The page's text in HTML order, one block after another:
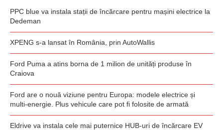
PPC blue va instala stații de încărcare pentru mașini electrice la
Dedeman
XPENG s-a lansat în România, prin AutoWallis
Ford Puma a atins borna de 1 milion de unități produse în
Craiova
Ford are o nouă viziune pentru Europa: modele electrice și
multi-energie. Plus vehicule care pot fi folosite de armată
Eldrive va instala cele mai puternice HUB-uri de încărcare EV